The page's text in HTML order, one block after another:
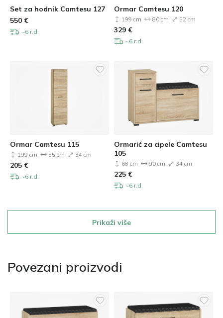
Set za hodnik Camtesu 127
550 €
~6 r.d.
Ormar Camtesu 120
199 cm 80 cm 52 cm
329 €
~6 r.d.
Ormar Camtesu 115
199 cm 55 cm 34 cm
205 €
~6 r.d.
Ormarić za cipele Camtesu
105
68 cm 90 cm 34 cm
225 €
~6 r.d.
Prikaži više
Povezani proizvodi